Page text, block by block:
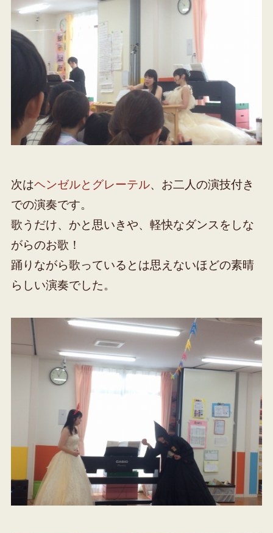
次はヘンゼルとグレーテル、お二人の演技付き
での演奏です。
歌うだけ、かと思いきや、軽快なダンスをしな
がらのお歌！
踊りながら歌っているとは思えないほどの素晴
らしい演奏でした。